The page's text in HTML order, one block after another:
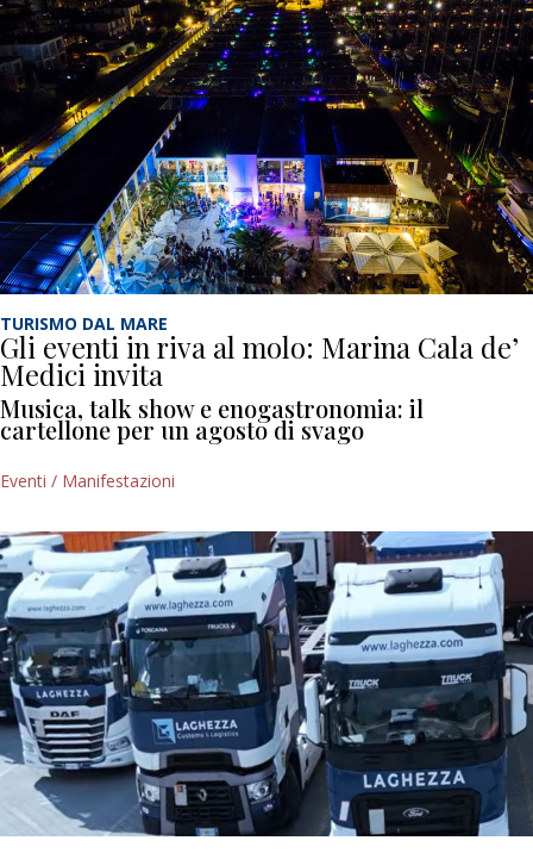
TURISMO DAL MARE
Gli eventi in riva al molo: Marina Cala de’
Medici invita
Musica, talk show e enogastronomia: il
cartellone per un agosto di svago
Eventi / Manifestazioni